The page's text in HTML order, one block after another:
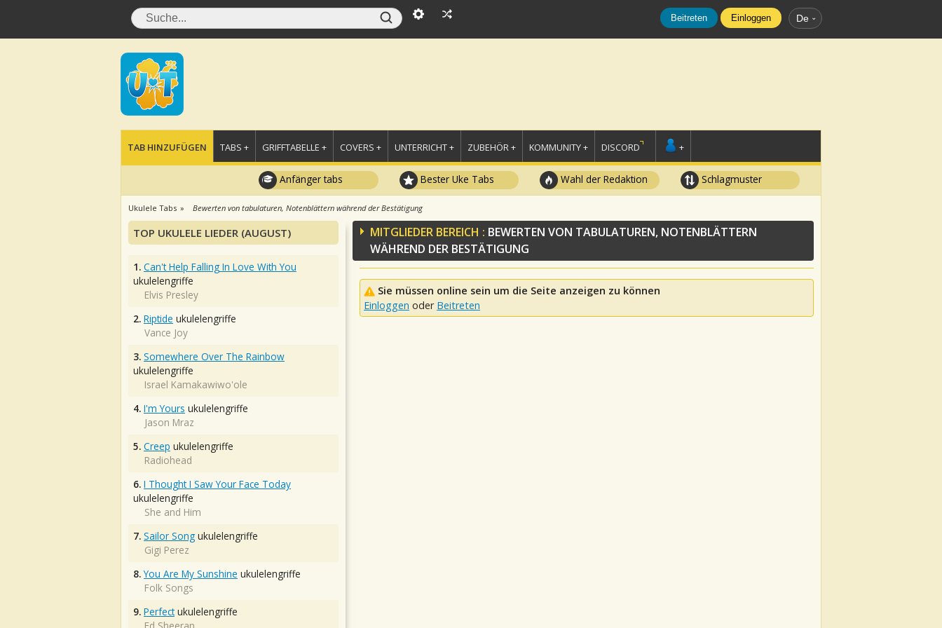
Beitreten Einloggen De
TAB HINZUFÜGEN TABS + GRIFFTABELLE + COVERS + UNTERRICHT + ZUBEHÖR + KOMMUNITY + DISCORD +
Anfänger tabs Bester Uke Tabs Wahl der Redaktion Schlagmuster
Ukulele Tabs Bewerten von tabulaturen, Notenblättern während der Bestätigung
MITGLIEDER BEREICH : BEWERTEN VON TABULATUREN, NOTENBLÄTTERN
WÄHREND DER BESTÄTIGUNG
Sie müssen online sein um die Seite anzeigen zu können
Einloggen oder Beitreten
TOP UKULELE LIEDER (AUGUST)
1. Can't Help Falling In Love With You
ukulelengriffe
Elvis Presley
2. Riptide ukulelengriffe
Vance Joy
3. Somewhere Over The Rainbow
ukulelengriffe
Israel Kamakawiwo'ole
4. I'm Yours ukulelengriffe
Jason Mraz
5. Creep ukulelengriffe
Radiohead
6. I Thought I Saw Your Face Today
ukulelengriffe
She and Him
7. Sailor Song ukulelengriffe
Gigi Perez
8. You Are My Sunshine ukulelengriffe
Folk Songs
9. Perfectukulelengriffe